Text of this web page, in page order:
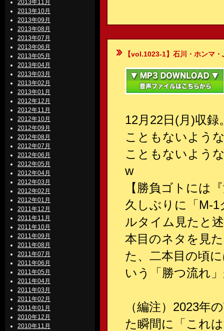
2013年11月
2013年10月
2013年09月
2013年08月
2013年07月
2013年06月
2013年05月
2013年04月
2013年03月
2013年02月
2013年01月
2012年12月
2012年11月
2012年10月
2012年09月
2012年08月
2012年07月
2012年06月
2012年05月
2012年04月
2012年03月
2012年02月
2012年01月
2011年12月
2011年11月
2011年10月
2011年09月
2011年08月
2011年07月
2011年06月
2011年05月
2011年04月
2011年03月
2011年02月
2011年01月
2010年12月
2010年11月
【vol.1023-1】石川・ホンマ・
12月22日(月)収
こともないよう
こともないよう
w
【勝負ゴトには
久しぶりに「M-
ルタイム見たと
本目のネタを見
た、二本目の頃
いう「勝つ流れ
（編注）2023年
た瞬間に「これ